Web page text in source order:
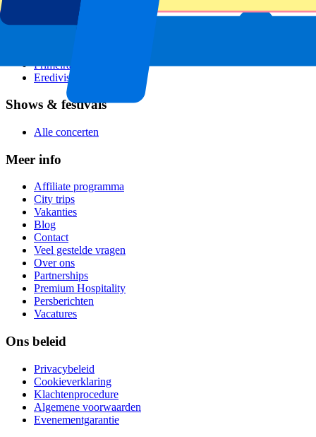
Premier League
Serie A
Primeira Liga
Eredivisie
Shows & festivals
Alle concerten
Meer info
Affiliate programma
City trips
Vakanties
Blog
Contact
Veel gestelde vragen
Over ons
Partnerships
Premium Hospitality
Persberichten
Vacatures
Ons beleid
Privacybeleid
Cookieverklaring
Klachtenprocedure
Algemene voorwaarden
Evenementgarantie